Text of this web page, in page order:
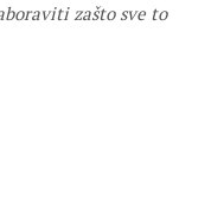
zašto sve to